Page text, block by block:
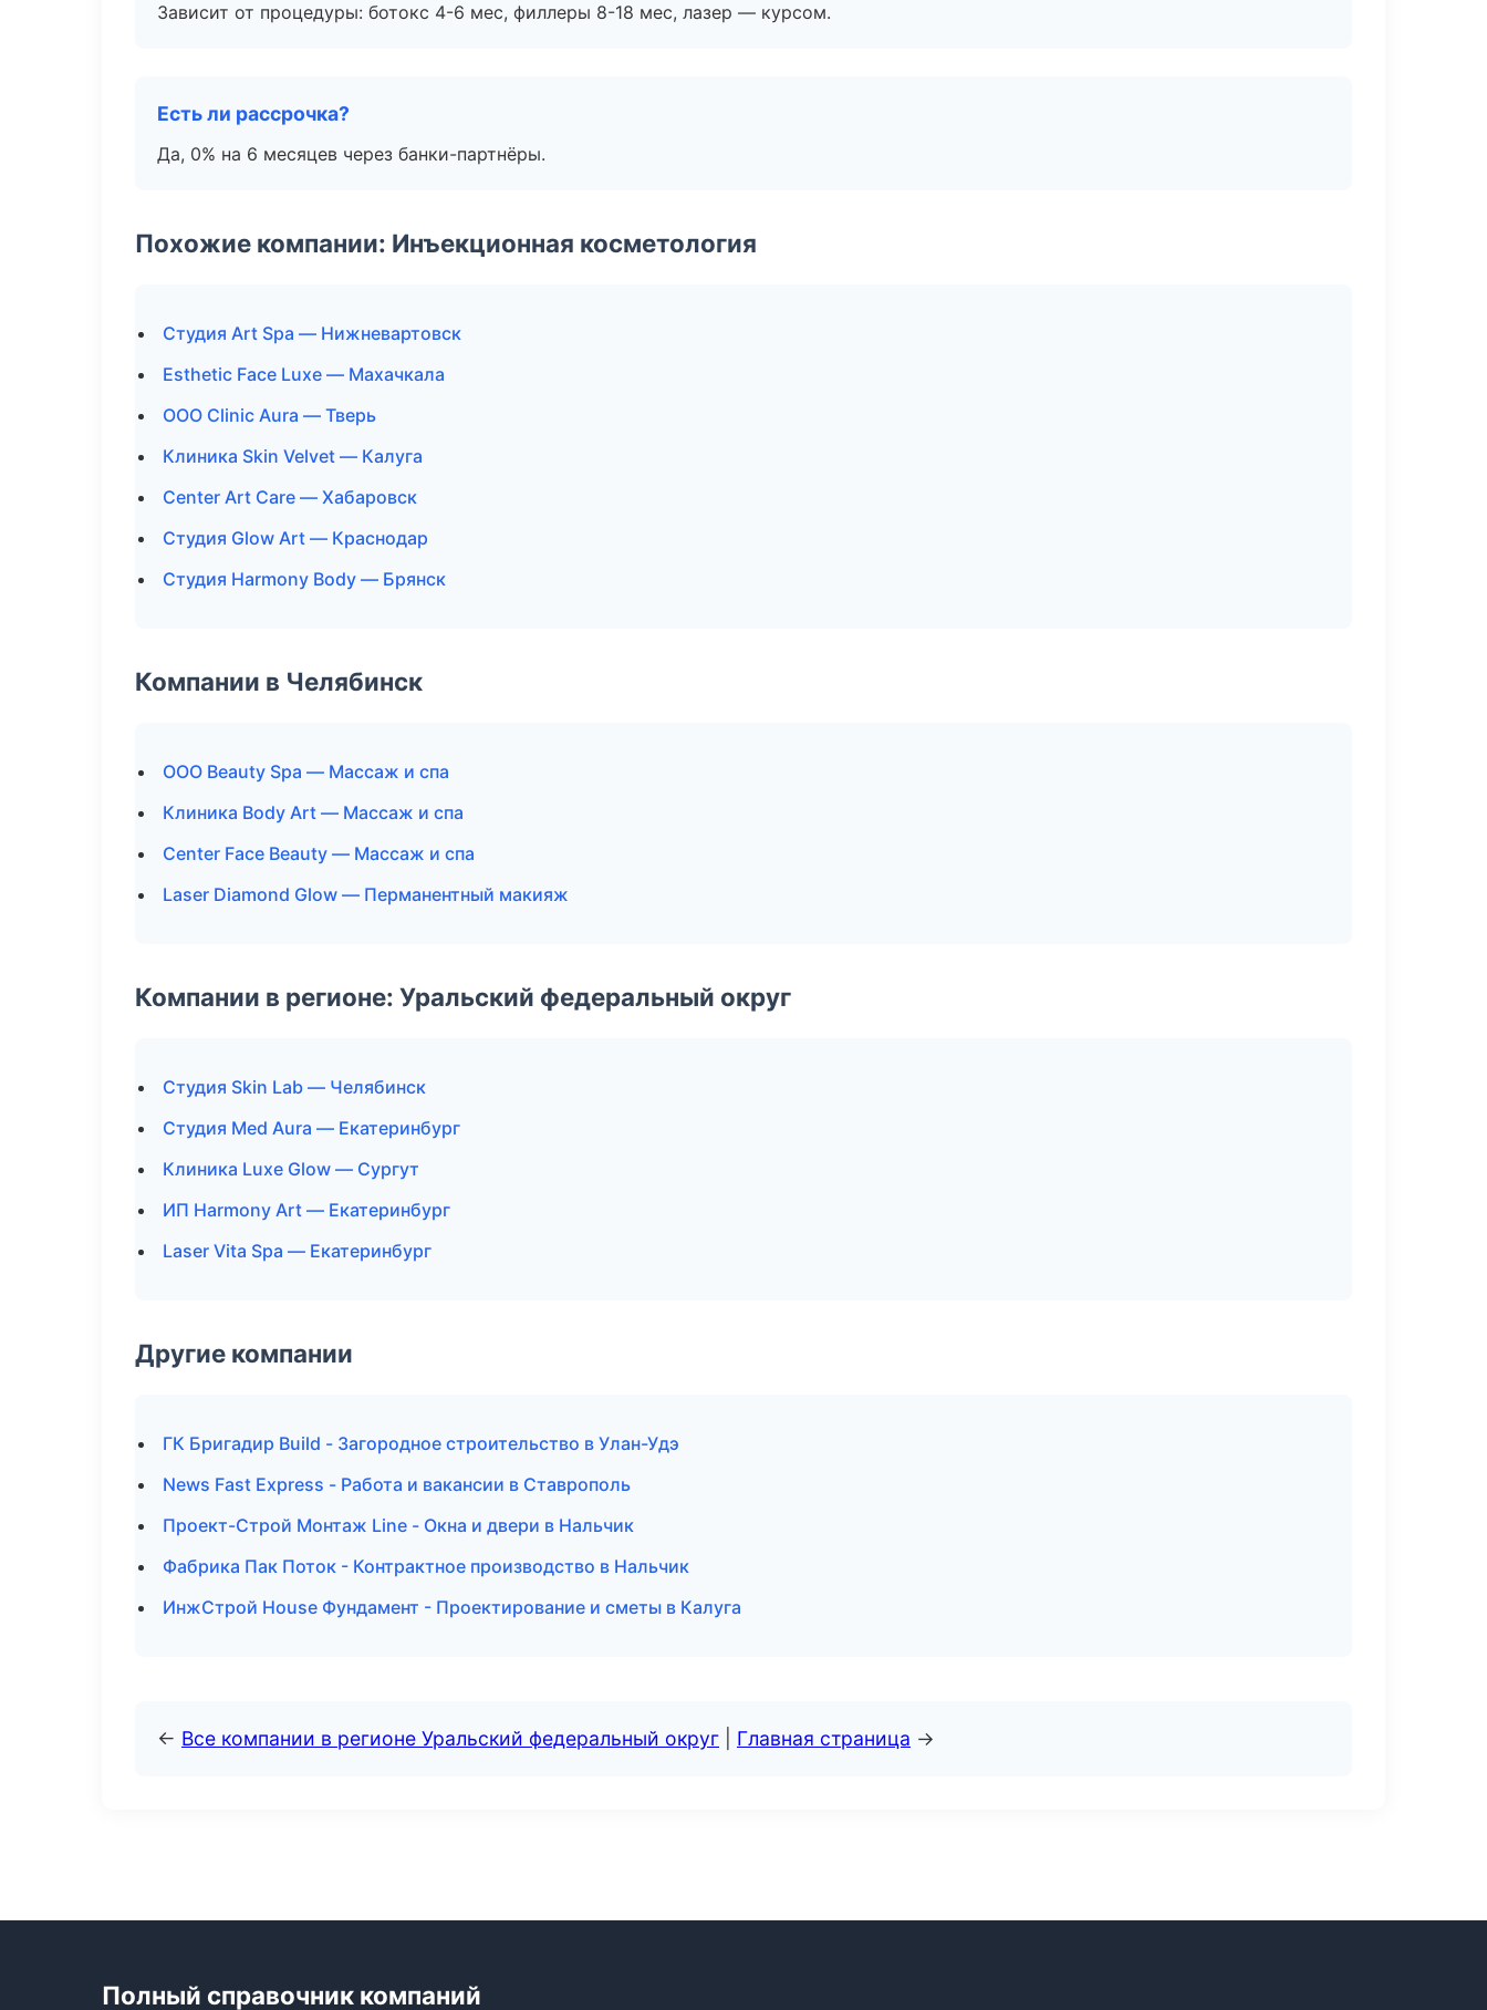
Зависит от процедуры: ботокс 4-6 мес, филлеры 8-18 мес, лазер — курсом.
Есть ли рассрочка?
Да, 0% на 6 месяцев через банки-партнёры.
Похожие компании: Инъекционная косметология
Студия Art Spa — Нижневартовск
Esthetic Face Luxe — Махачкала
ООО Clinic Aura — Тверь
Клиника Skin Velvet — Калуга
Center Art Care — Хабаровск
Студия Glow Art — Краснодар
Студия Harmony Body — Брянск
Компании в Челябинск
ООО Beauty Spa — Массаж и спа
Клиника Body Art — Массаж и спа
Center Face Beauty — Массаж и спа
Laser Diamond Glow — Перманентный макияж
Компании в регионе: Уральский федеральный округ
Студия Skin Lab — Челябинск
Студия Med Aura — Екатеринбург
Клиника Luxe Glow — Сургут
ИП Harmony Art — Екатеринбург
Laser Vita Spa — Екатеринбург
Другие компании
ГК Бригадир Build - Загородное строительство в Улан-Удэ
News Fast Express - Работа и вакансии в Ставрополь
Проект-Строй Монтаж Line - Окна и двери в Нальчик
Фабрика Пак Поток - Контрактное производство в Нальчик
ИнжСтрой House Фундамент - Проектирование и сметы в Калуга
← Все компании в регионе Уральский федеральный округ Главная страница →
Полный справочник компаний